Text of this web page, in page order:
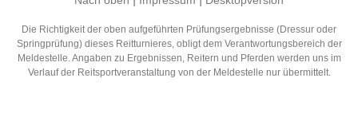
Die Richtigkeit der oben aufgeführten Prüfungsergebnisse (Dressur oder
Springprüfung) dieses Reitturnieres, obligt dem Verantwortungsbereich der
Meldestelle. Angaben zu Ergebnissen, Reitern und Pferden werden uns im
Verlauf der Reitsportveranstaltung von der Meldestelle nur übermittelt.